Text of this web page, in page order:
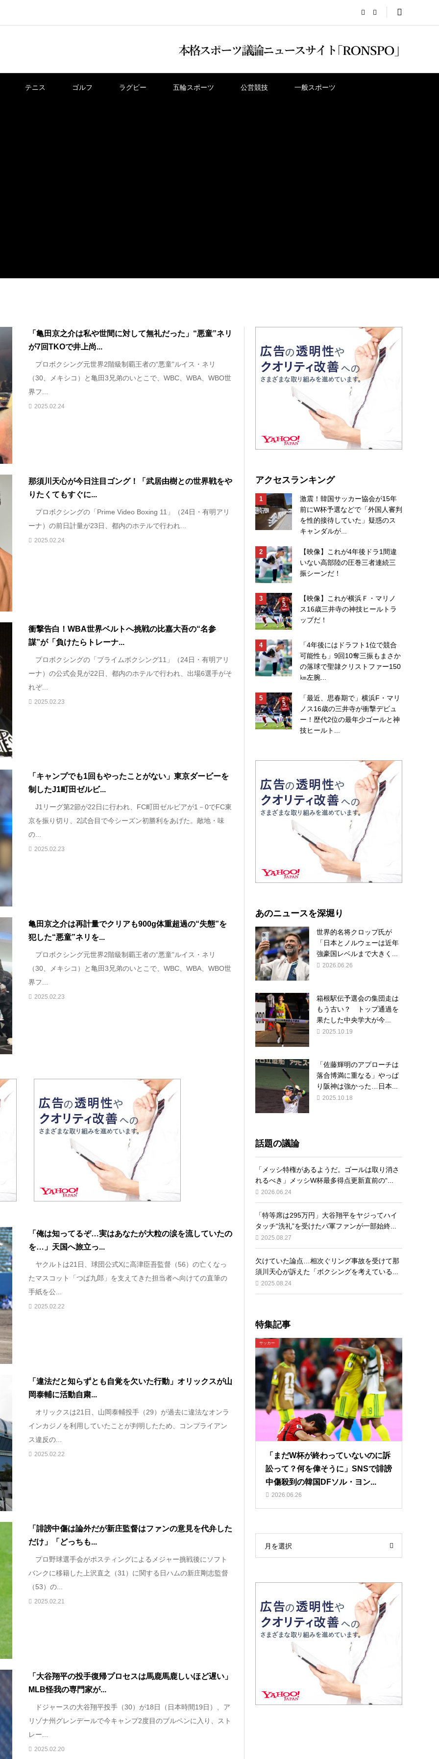
テニス ゴルフ ラグビー 五輪スポーツ 公営競技 一般スポーツ
「亀田京之介は私や世間に対して無礼だった」“悪童”ネリ
が7回TKOで井上尚...
プロボクシング元世界2階級制覇王者の“悪童”ルイス・ネリ
（30、メキシコ）と亀田3兄弟のいとこで、WBC、WBA、WBO世
界フ...
2025.02.24
那須川天心が今日注目ゴング！「武居由樹との世界戦をや
りたくてもすぐに...
プロボクシングの「Prime Video Boxing 11」（24日・有明アリ
ーナ）の前日計量が23日、都内のホテルで行われ...
2025.02.24
衝撃告白！WBA世界ベルトへ挑戦の比嘉大吾の“名参
謀”が「負けたらトレーナ...
プロボクシングの「プライムボクシング11」（24日・有明アリ
ーナ）の公式会見が22日、都内のホテルで行われ、出場6選手がそ
れぞ...
2025.02.23
「キャンプでも1回もやったことがない」東京ダービーを
制したJ1町田ゼルビ...
J1リーグ第2節が22日に行われ、FC町田ゼルビアが1－0でFC東
京を振り切り、2試合目で今シーズン初勝利をあげた。敵地・味
の...
2025.02.23
亀田京之介は再計量でクリアも900g体重超過の“失態”を
犯した“悪童”ネリを...
プロボクシング元世界2階級制覇王者の“悪童”ルイス・ネリ
（30、メキシコ）と亀田3兄弟のいとこで、WBC、WBA、WBO世
界フ...
2025.02.23
「俺は知ってるぞ…実はあなたが大粒の涙を流していたの
を…」天国へ旅立っ...
ヤクルトは21日、球団公式Xに高津臣吾監督（56）の亡くなっ
たマスコット「つば九郎」を支えてきた担当者へ向けての直筆の
手紙を公...
2025.02.22
「違法だと知らずとも自覚を欠いた行動」オリックスが山
岡泰輔に活動自粛...
オリックスは21日、山岡泰輔投手（29）が過去に違法なオンラ
インカジノを利用していたことが判明したため、コンプライアン
ス違反の...
2025.02.22
「誹謗中傷は論外だが新庄監督はファンの意見を代弁した
だけ」「どっちも...
プロ野球選手会がポスティングによるメジャー挑戦後にソフト
バンクに移籍した上沢直之（31）に関する日ハムの新庄剛志監督
（53）の...
2025.02.21
「大谷翔平の投手復帰プロセスは馬鹿馬鹿しいほど遅い」
MLB怪我の専門家が...
ドジャースの大谷翔平投手（30）が18日（日本時間19日）、ア
リゾナ州グレンデールで今キャンプ2度目のブルペンに入り、スト
レー...
2025.02.20
アクセスランキング
激震！韓国サッカー協会が15年
前にW杯予選などで「外国人審判
を性的接待していた」疑惑のス
キャンダルが...
【映像】これが4年後ドラ1間違
いない高部陸の圧巻三者連続三
振シーンだ！
【映像】これが横浜Ｆ・マリノ
ス16歳三井寺の神技ヒールトラ
ップだ！
「4年後にはドラフト1位で競合
可能性も」9回10奪三振もまさか
の落球で聖隷クリストファー150
㎞左腕...
「最近、思春期で」横浜F・マリ
ノス16歳の三井寺が衝撃デビュ
ー！歴代2位の最年少ゴールと神
技ヒールト...
あのニュースを深堀り
世界的名将クロップ氏が
「日本とノルウェーは近年
強豪国レベルまで大きく...
2026.06.26
箱根駅伝予選会の集団走は
もう古い？ トップ通過を
果たした中央学大が今...
2025.10.19
「佐藤輝明のアプローチは
落合博満に重なる」やっぱ
り阪神は強かった…日本...
2025.10.18
話題の議論
「メッシ特権があるようだ。ゴールは取り消さ
れるべき」メッシW杯最多得点更新直前の“...
2026.06.24
「特等席は295万円」大谷翔平をヤジってハイ
タッチ“洗礼”を受けたパ軍ファンが一部始終...
2025.08.27
欠けていた論点…相次ぐリング事故を受けて那
須川天心が訴えた「ボクシングを考えている...
2025.08.24
特集記事
サッカー
「まだW杯が終わっていないのに訴
訟って？何を偉そうに」SNSで誹謗
中傷殺到の韓国DFソル・ヨン...
2026.06.26
月を選択